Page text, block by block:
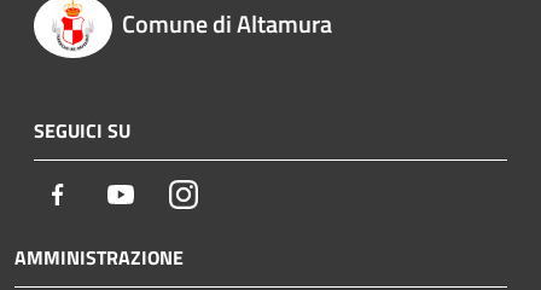
Comune di Altamura
SEGUICI SU
Facebook YoutubeInstagram
AMMINISTRAZIONE